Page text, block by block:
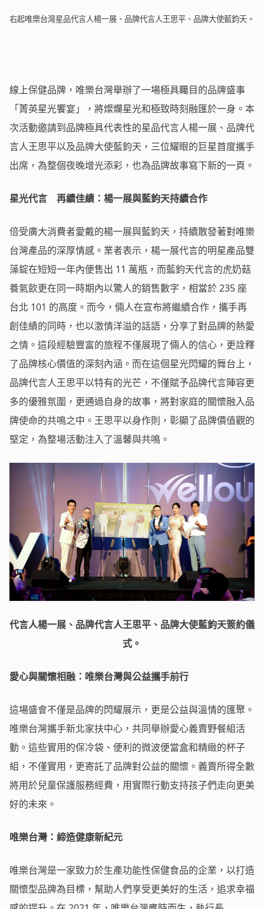
右起唯樂台灣星品代言人楊一展、品牌代言人王思平、品牌大使藍鈞天。
線上保健品牌，唯樂台灣舉辦了一場極具矚目的品牌盛事
「菁英星光饗宴」，將燦爛星光和極致時刻融匯於一身。本
次活動邀請到品牌極具代表性的星品代言人楊一展、品牌代
言人王思平以及品牌大使藍鈞天，三位耀眼的巨星首度攜手
出席，為整個夜晚增光添彩，也為品牌故事寫下新的一頁。
星光代言 再續佳績：楊一展與藍鈞天持續合作
倍受廣大消費者愛戴的楊一展與藍鈞天，持續散發著對唯樂
台灣產品的深厚情感。業者表示，楊一展代言的明星產品雙
藻錠在短短一年內便售出 11 萬瓶，而藍鈞天代言的虎奶菇
養氣飲更在同一時期內以驚人的銷售數字，相當於 235 座
台北 101 的高度。而今，倆人在宣布將繼續合作，攜手再
創佳績的同時，也以激情洋溢的話語，分享了對品牌的熱愛
之情。這段經驗豐富的旅程不僅展現了倆人的信心，更詮釋
了品牌核心價值的深刻內涵。而在這個星光閃耀的舞台上，
品牌代言人王思平以特有的光芒，不僅賦予品牌代言陣容更
多的優雅氛圍，更通過自身的故事，將對家庭的關懷融入品
牌使命的共鳴之中。王思平以身作則，彰顯了品牌價值觀的
堅定，為整場活動注入了溫馨與共鳴。
代言人楊一展、品牌代言人王思平、品牌大使藍鈞天簽約儀
式。
愛心與關懷相融：唯樂台灣與公益攜手前行
這場盛會不僅是品牌的閃耀展示，更是公益與溫情的匯聚。
唯樂台灣攜手新北家扶中心，共同舉辦愛心義賣野餐組活
動。這些實用的保冷袋、便利的微波便當盒和精緻的杯子
組，不僅實用，更寄託了品牌對公益的關懷。義賣所得全數
將用於兒童保護服務經費，用實際行動支持孩子們走向更美
好的未來。
唯樂台灣：締造健康新紀元
唯樂台灣是一家致力於生產功能性保健食品的企業，以打造
關懷型品牌為目標，幫助人們享受更美好的生活，追求幸福